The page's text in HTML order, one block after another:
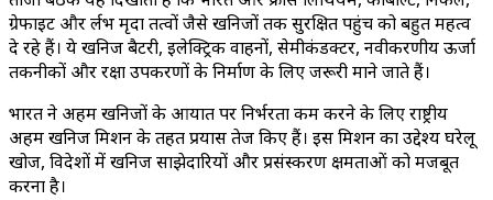
ग्रेफाइट और दुर्लभ मृदा तत्वों जैसे खनिजों तक सुरक्षित पहुंच को बहुत महत्व
दे रहे हैं। ये खनिज बैटरी, इलेक्ट्रिक वाहनों, सेमीकंडक्टर, नवीकरणीय ऊर्जा
तकनीकों और रक्षा उपकरणों के निर्माण के लिए जरूरी माने जाते हैं।
भारत ने अहम खनिजों के आयात पर निर्भरता कम करने के लिए राष्ट्रीय
अहम खनिज मिशन के तहत प्रयास तेज किए हैं। इस मिशन का उद्देश्य घरेलू
खोज, विदेशों में खनिज साझेदारियों और प्रसंस्करण क्षमताओं को मजबूत
करना है।